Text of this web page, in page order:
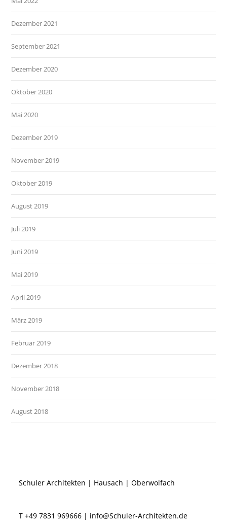
Dezember 2021
September 2021
Dezember 2020
Oktober 2020
Mai 2020
Dezember 2019
November 2019
Oktober 2019
August 2019
Juli 2019
Juni 2019
Mai 2019
April 2019
März 2019
Februar 2019
Dezember 2018
November 2018
August 2018
Schuler Architekten | Hausach | Oberwolfach
T +49 7831 969666 | info@Schuler-Architekten.de